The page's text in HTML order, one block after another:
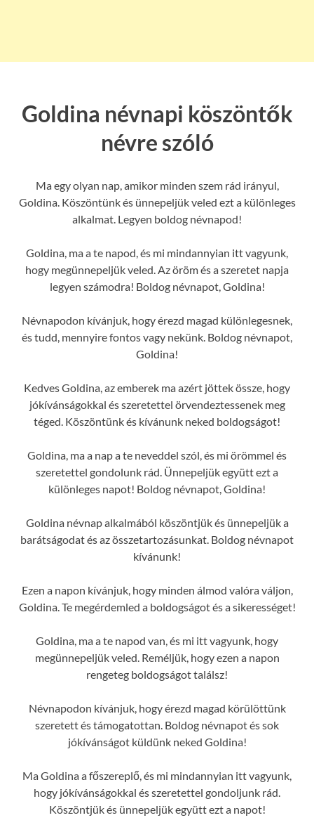
Goldina névnapi köszöntők
névre szóló
Ma egy olyan nap, amikor minden szem rád irányul,
Goldina. Köszöntünk és ünnepeljük veled ezt a különleges
alkalmat. Legyen boldog névnapod!
Goldina, ma a te napod, és mi mindannyian itt vagyunk,
hogy megünnepeljük veled. Az öröm és a szeretet napja
legyen számodra! Boldog névnapot, Goldina!
Névnapodon kívánjuk, hogy érezd magad különlegesnek,
és tudd, mennyire fontos vagy nekünk. Boldog névnapot,
Goldina!
Kedves Goldina, az emberek ma azért jöttek össze, hogy
jókívánságokkal és szeretettel örvendeztessenek meg
téged. Köszöntünk és kívánunk neked boldogságot!
Goldina, ma a nap a te neveddel szól, és mi örömmel és
szeretettel gondolunk rád. Ünnepeljük együtt ezt a
különleges napot! Boldog névnapot, Goldina!
Goldina névnap alkalmából köszöntjük és ünnepeljük a
barátságodat és az összetartozásunkat. Boldog névnapot
kívánunk!
Ezen a napon kívánjuk, hogy minden álmod valóra váljon,
Goldina. Te megérdemled a boldogságot és a sikerességet!
Goldina, ma a te napod van, és mi itt vagyunk, hogy
megünnepeljük veled. Reméljük, hogy ezen a napon
rengeteg boldogságot találsz!
Névnapodon kívánjuk, hogy érezd magad körülöttünk
szeretett és támogatottan. Boldog névnapot és sok
jókívánságot küldünk neked Goldina!
Ma Goldina a főszereplő, és mi mindannyian itt vagyunk,
hogy jókívánságokkal és szeretettel gondoljunk rád.
Köszöntjük és ünnepeljük együtt ezt a napot!